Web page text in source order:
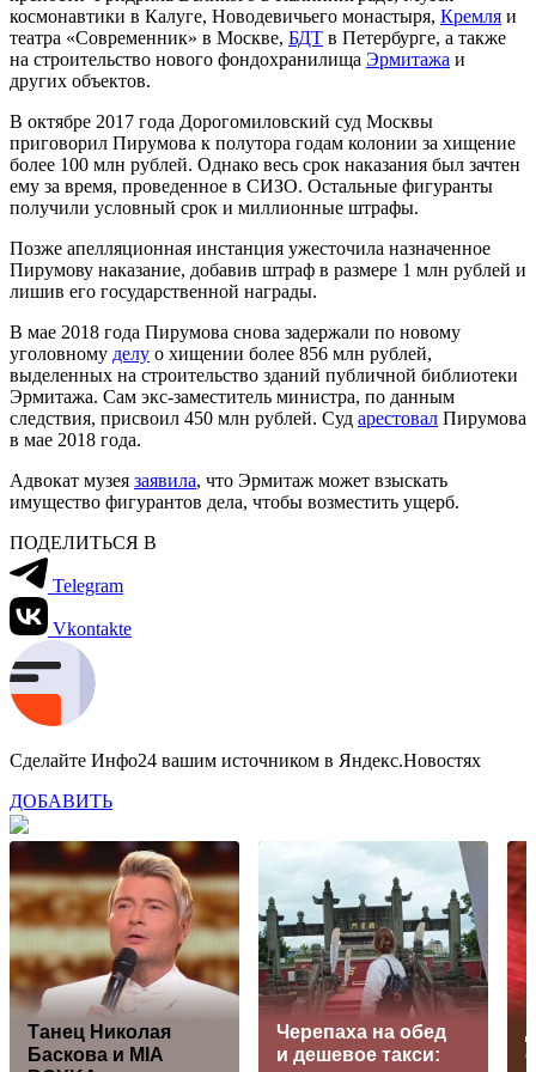
космонавтики в Калуге, Новодевичьего монастыря, Кремля и
театра «Современник» в Москве, БДТ в Петербурге, а также
на строительство нового фондохранилища Эрмитажа и
других объектов.
В октябре 2017 года Дорогомиловский суд Москвы
приговорил Пирумова к полутора годам колонии за хищение
более 100 млн рублей. Однако весь срок наказания был зачтен
ему за время, проведенное в СИЗО. Остальные фигуранты
получили условный срок и миллионные штрафы.
Позже апелляционная инстанция ужесточила назначенное
Пирумову наказание, добавив штраф в размере 1 млн рублей и
лишив его государственной награды.
В мае 2018 года Пирумова снова задержали по новому
уголовному делу о хищении более 856 млн рублей,
выделенных на строительство зданий публичной библиотеки
Эрмитажа. Сам экс-заместитель министра, по данным
следствия, присвоил 450 млн рублей. Суд арестовал Пирумова
в мае 2018 года.
Адвокат музея заявила, что Эрмитаж может взыскать
имущество фигурантов дела, чтобы возместить ущерб.
ПОДЕЛИТЬСЯ В
Telegram
Vkontakte
Сделайте Инфо24 вашим источником в Яндекс.Новостях
ДОБАВИТЬ
Танец Николая
Баскова и MIA
Черепаха на обед
и дешевое такси: